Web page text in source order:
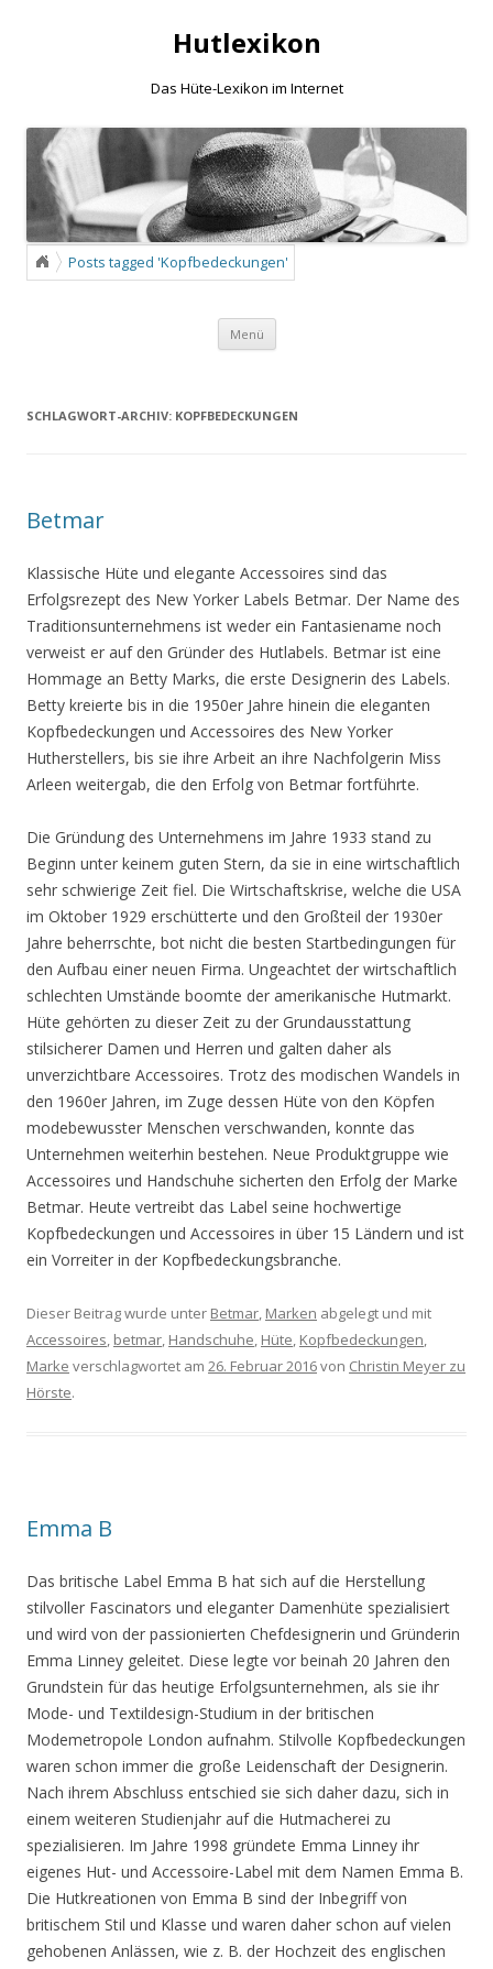
Hutlexikon
Das Hüte-Lexikon im Internet
Posts tagged 'Kopfbedeckungen'
Menü Zum Inhalt springen
SCHLAGWORT-ARCHIV: KOPFBEDECKUNGEN
Betmar
Klassische Hüte und elegante Accessoires sind das
Erfolgsrezept des New Yorker Labels Betmar. Der Name des
Traditionsunternehmens ist weder ein Fantasiename noch
verweist er auf den Gründer des Hutlabels. Betmar ist eine
Hommage an Betty Marks, die erste Designerin des Labels.
Betty kreierte bis in die 1950er Jahre hinein die eleganten
Kopfbedeckungen und Accessoires des New Yorker
Hutherstellers, bis sie ihre Arbeit an ihre Nachfolgerin Miss
Arleen weitergab, die den Erfolg von Betmar fortführte.
Die Gründung des Unternehmens im Jahre 1933 stand zu
Beginn unter keinem guten Stern, da sie in eine wirtschaftlich
sehr schwierige Zeit fiel. Die Wirtschaftskrise, welche die USA
im Oktober 1929 erschütterte und den Großteil der 1930er
Jahre beherrschte, bot nicht die besten Startbedingungen für
den Aufbau einer neuen Firma. Ungeachtet der wirtschaftlich
schlechten Umstände boomte der amerikanische Hutmarkt.
Hüte gehörten zu dieser Zeit zu der Grundausstattung
stilsicherer Damen und Herren und galten daher als
unverzichtbare Accessoires. Trotz des modischen Wandels in
den 1960er Jahren, im Zuge dessen Hüte von den Köpfen
modebewusster Menschen verschwanden, konnte das
Unternehmen weiterhin bestehen. Neue Produktgruppe wie
Accessoires und Handschuhe sicherten den Erfolg der Marke
Betmar. Heute vertreibt das Label seine hochwertige
Kopfbedeckungen und Accessoires in über 15 Ländern und ist
ein Vorreiter in der Kopfbedeckungsbranche.
Dieser Beitrag wurde unter Betmar, Marken abgelegt und mit
Accessoires, betmar, Handschuhe, Hüte, Kopfbedeckungen,
Marke verschlagwortet am 26. Februar 2016von Christin Meyer zu
Hörste.
Emma B
Das britische Label Emma B hat sich auf die Herstellung
stilvoller Fascinators und eleganter Damenhüte spezialisiert
und wird von der passionierten Chefdesignerin und Gründerin
Emma Linney geleitet. Diese legte vor beinah 20 Jahren den
Grundstein für das heutige Erfolgsunternehmen, als sie ihr
Mode- und Textildesign-Studium in der britischen
Modemetropole London aufnahm. Stilvolle Kopfbedeckungen
waren schon immer die große Leidenschaft der Designerin.
Nach ihrem Abschluss entschied sie sich daher dazu, sich in
einem weiteren Studienjahr auf die Hutmacherei zu
spezialisieren. Im Jahre 1998 gründete Emma Linney ihr
eigenes Hut- und Accessoire-Label mit dem Namen Emma B.
Die Hutkreationen von Emma B sind der Inbegriff von
britischem Stil und Klasse und waren daher schon auf vielen
gehobenen Anlässen, wie z. B. der Hochzeit des englischen